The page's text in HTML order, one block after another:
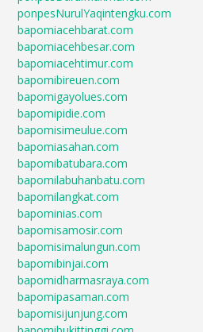
ponpesNurulYaqintengku.com
bapomiacehbarat.com
bapomiacehbesar.com
bapomiacehtimur.com
bapomibireuen.com
bapomigayolues.com
bapomipidie.com
bapomisimeulue.com
bapomiasahan.com
bapomibatubara.com
bapomilabuhanbatu.com
bapomilangkat.com
bapominias.com
bapomisamosir.com
bapomisimalungun.com
bapomibinjai.com
bapomidharmasraya.com
bapomipasaman.com
bapomisijunjung.com